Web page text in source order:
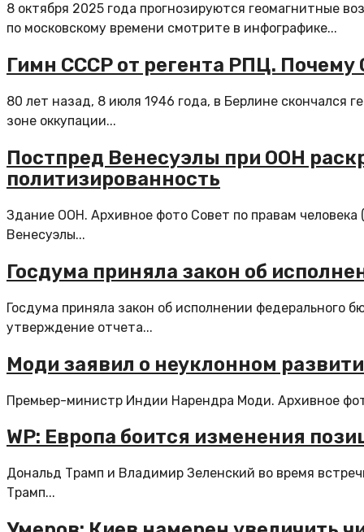
8 октября 2025 года прогнозируются геомагнитные
по московскому времени смотрите в инфографике...
Гимн СССР от регента РПЦ. Почему
80 лет назад, 8 июля 1946 года, в Берлине скончался
зоне оккупации...
Постпред Венесуэлы при ООН
политизированность
Здание ООН. Архивное фото Совет по правам
Венесуэлы...
Госдума приняла закон об
Госдума приняла закон об исполнении
утверждение отчета...
Моди заявил о неуклонном
Премьер-министр Индии Нарендра Моди. Архивное
WP: Европа боится изменения
Дональд Трамп и Владимир Зеленский во время
Трамп...